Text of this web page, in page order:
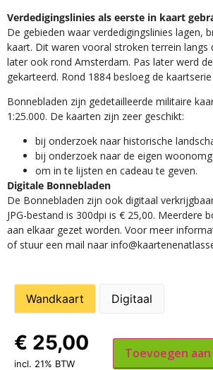
Verdedigingslinies als eerste in kaart
De gebieden waar verdedigingslinies lagen,
kaart. Dit waren vooral stroken terrein langs
later ook rond Amsterdam. Pas later werd
gekarteerd. Rond 1884 besloeg de
Bonnebladen zijn gedetailleerde militaire
1:25.000. De kaarten zijn zeer geschikt:​
​bij onderzoek naar historische
bij onderzoek naar de eigen
om in te lijsten en cadeau te geven.
Digitale Bonnebladen
De Bonnebladen zijn ook digitaal
JPG-bestand is 300dpi is € 25,00. Meerdere
aan elkaar gezet worden. Voor meer
of stuur een mail naar
Wandkaart Digitaal
€ 25,00
incl. 21% BTW
Toevoegen